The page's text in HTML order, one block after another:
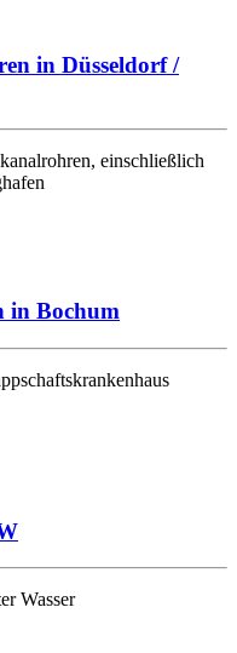
in Düsseldorf /
einschließlich
in Bochum
Wasser